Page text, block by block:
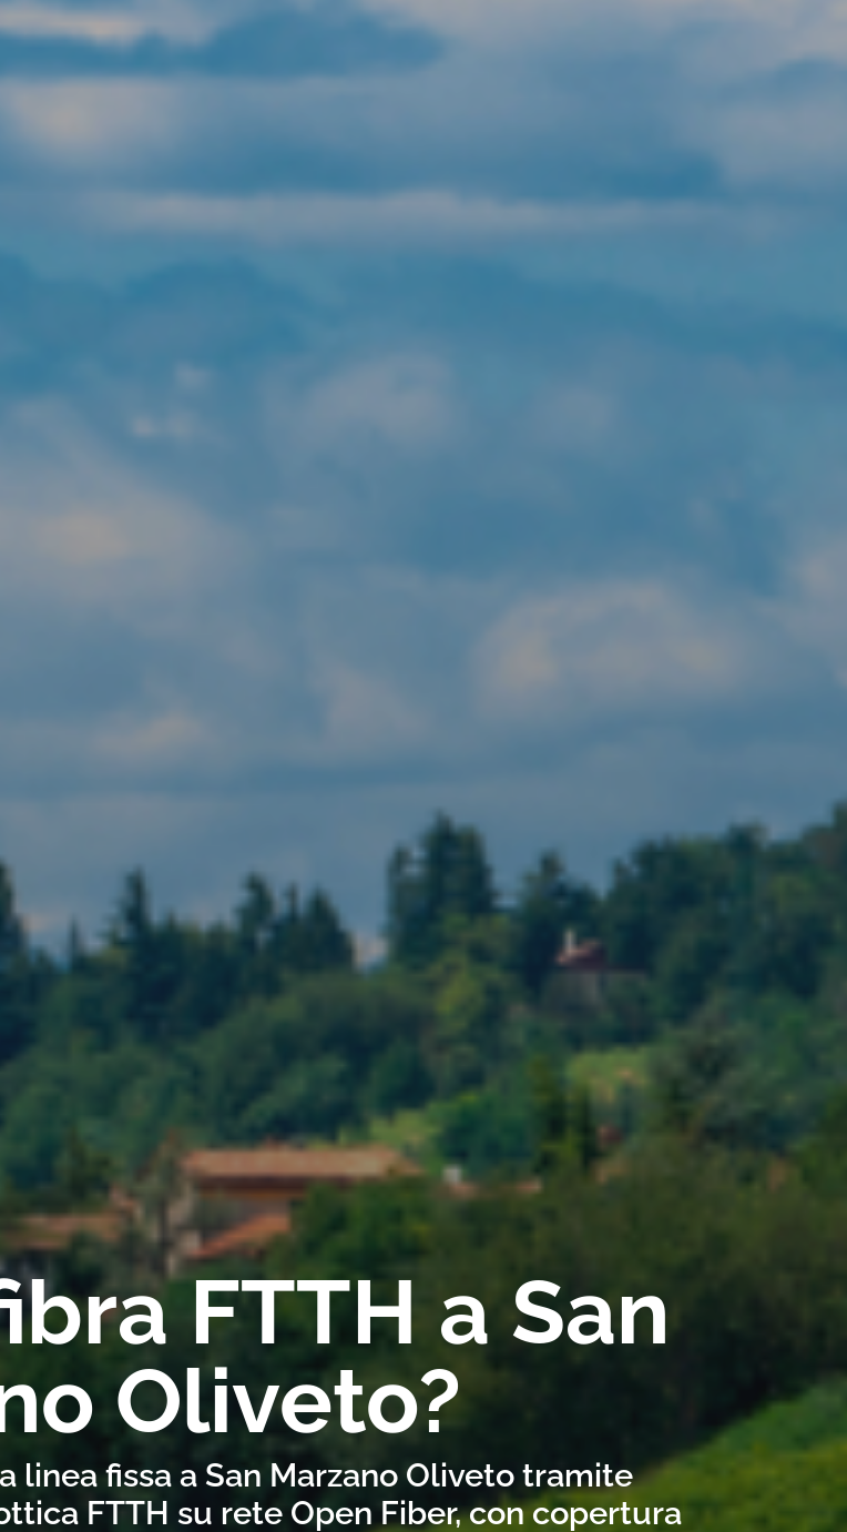
FTTH a San
Oliveto?
linea fissa a San Marzano Oliveto tramite
FTTH su rete Open Fiber, con copertura